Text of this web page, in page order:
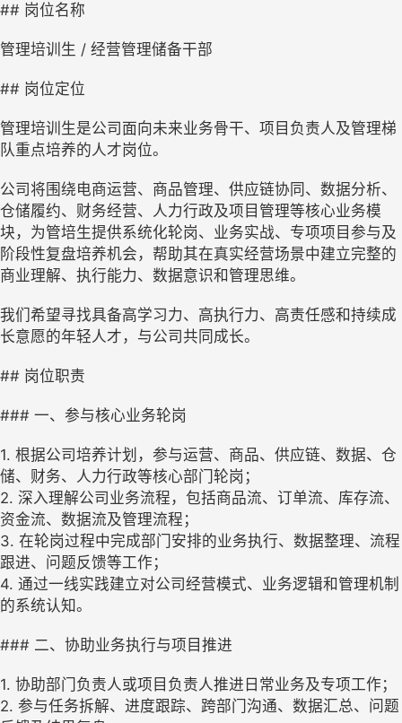
## 岗位名称
管理培训生 / 经营管理储备干部
## 岗位定位
管理培训生是公司面向未来业务骨干、项目负责人及管理梯
队重点培养的人才岗位。
公司将围绕电商运营、商品管理、供应链协同、数据分析、
仓储履约、财务经营、人力行政及项目管理等核心业务模
块，为管培生提供系统化轮岗、业务实战、专项项目参与及
阶段性复盘培养机会，帮助其在真实经营场景中建立完整的
商业理解、执行能力、数据意识和管理思维。
我们希望寻找具备高学习力、高执行力、高责任感和持续成
长意愿的年轻人才，与公司共同成长。
## 岗位职责
### 一、参与核心业务轮岗
1. 根据公司培养计划，参与运营、商品、供应链、数据、仓
储、财务、人力行政等核心部门轮岗；
2. 深入理解公司业务流程，包括商品流、订单流、库存流、
资金流、数据流及管理流程；
3. 在轮岗过程中完成部门安排的业务执行、数据整理、流程
跟进、问题反馈等工作；
4. 通过一线实践建立对公司经营模式、业务逻辑和管理机制
的系统认知。
### 二、协助业务执行与项目推进
1. 协助部门负责人或项目负责人推进日常业务及专项工作；
2. 参与任务拆解、进度跟踪、跨部门沟通、数据汇总、问题